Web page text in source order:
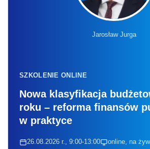
Jarosław Jurga
SZKOLENIE ONLINE
Nowa klasyfikacja
roku – reforma finansów
w praktyce
26.08.2026 r., 9:00-13:00 online, na